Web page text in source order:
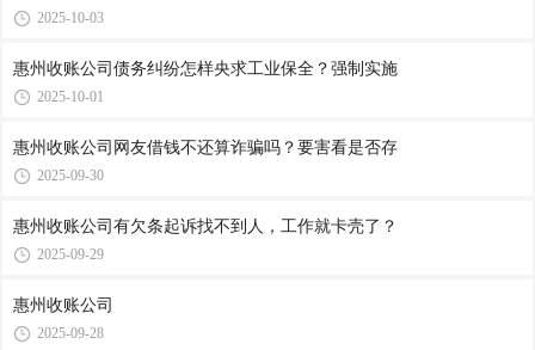
2025-10-03
惠州收账公司​债务纠纷怎样央求工业保全？强制实施
2025-10-01
惠州收账公司​网友借钱不还算诈骗吗？要害看是否存
2025-09-30
惠州收账公司​有欠条起诉找不到人，工作就卡壳了？
2025-09-29
惠州收账公司​
2025-09-28